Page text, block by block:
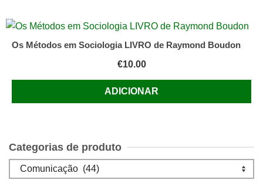
Os Métodos em Sociologia LIVRO de Raymond Boudon
€10.00
ADICIONAR
Categorias de produto